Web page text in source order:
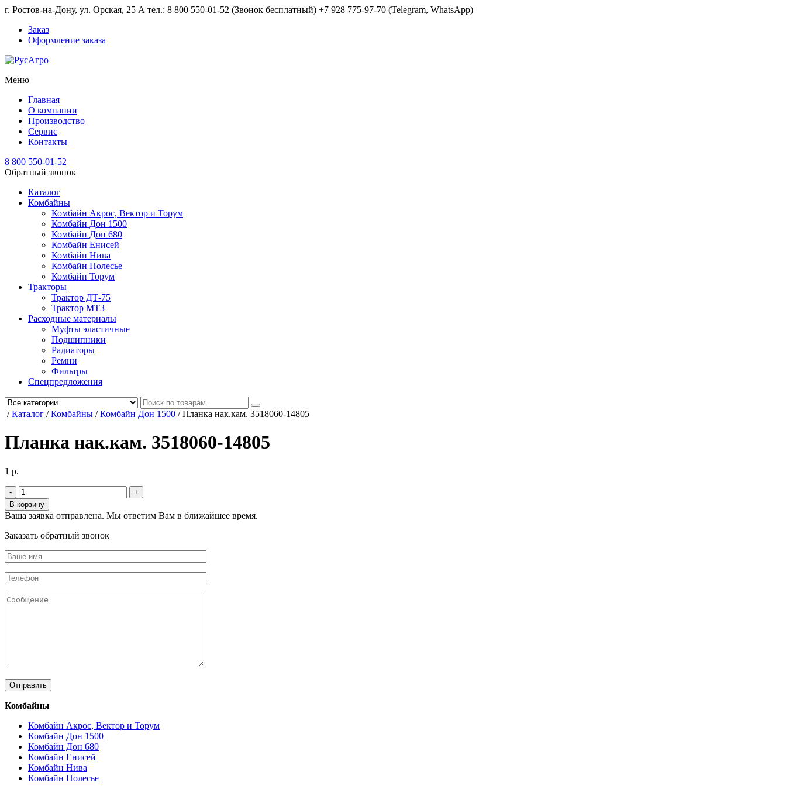
г. Ростов-на-Дону, ул. Орская, 25 А тел.: 8 800 550-01-52 (Звонок бесплатный) +7 928 775-97-70 (Telegram, WhatsApp)
Заказ
Оформление заказа
Меню
Главная
О компании
Производство
Сервис
Контакты
8 800 550-01-52
Обратный звонок
Каталог
Комбайны
Комбайн Акрос, Вектор и Торум
Комбайн Дон 1500
Комбайн Дон 680
Комбайн Енисей
Комбайн Нива
Комбайн Полесье
Комбайн Торум
Тракторы
Трактор ДТ-75
Трактор МТЗ
Расходные материалы
Муфты эластичные
Подшипники
Радиаторы
Ремни
Фильтры
Спецпредложения
/Каталог /Комбайны /Комбайн Дон 1500 /Планка нак.кам. 3518060-14805
Планка нак.кам. 3518060-14805
1 р.
Количество
В корзину
Ваша заявка отправлена. Мы ответим Вам в ближайшее время.
Заказать обратный звонок
Комбайны
Комбайн Акрос, Вектор и Торум
Комбайн Дон 1500
Комбайн Дон 680
Комбайн Енисей
Комбайн Нива
Комбайн Полесье